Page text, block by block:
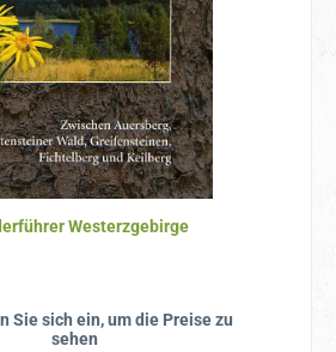
Westerzgebirge
Sie sich ein, um die Preise zu
sehen